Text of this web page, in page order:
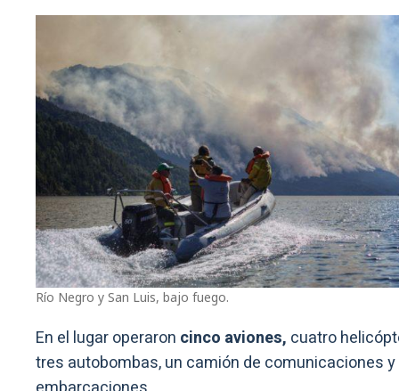
Río Negro y San Luis, bajo fuego.
En el lugar operaron cinco aviones, cuatro
tres autobombas, un camión de comunicaciones